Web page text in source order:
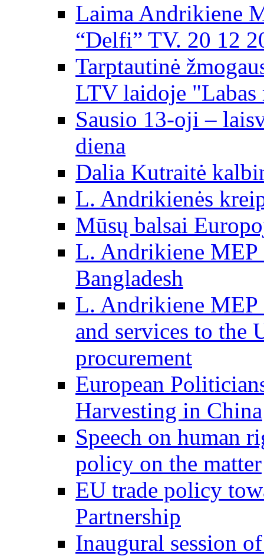
Laima Andrikiene
“Delfi” TV. 20 12
Tarptautinė
LTV laidoje
Sausio 13-oji –
diena
Dalia Kutraitė
L. Andrikienės
Mūsų balsai
L. Andrikiene MEP
Bangladesh
L. Andrikiene MEP
and services to the
procurement
European
Harvesting in China
Speech on human
policy on the matter
EU trade policy
Partnership
Inaugural session